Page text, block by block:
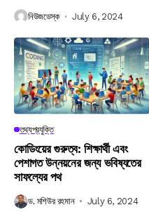
নিউজডেস্ক July 6, 2024
তথ্যপ্রযুক্তি
কোডিংয়ের গুরুত্ব: শিক্ষার্থী এবং
পেশাগত উন্নয়নের জন্য ভবিষ্যতের
সাফল্যের পথ
ড. মশিউর রহমান July 6, 2024